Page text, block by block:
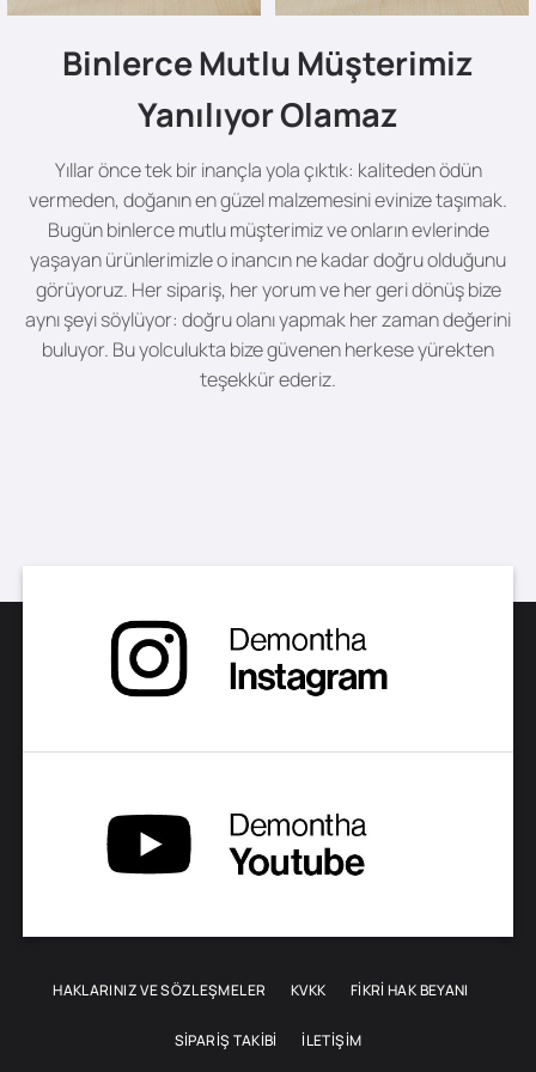
Binlerce Mutlu Müşterimiz
Yanılıyor Olamaz
Yıllar önce tek bir inançla yola çıktık: kaliteden ödün
vermeden, doğanın en güzel malzemesini evinize taşımak.
Bugün binlerce mutlu müşterimiz ve onların evlerinde
yaşayan ürünlerimizle o inancın ne kadar doğru olduğunu
görüyoruz. Her sipariş, her yorum ve her geri dönüş bize
aynı şeyi söylüyor: doğru olanı yapmak her zaman değerini
buluyor. Bu yolculukta bize güvenen herkese yürekten
teşekkür ederiz.
HAKLARINIZ VE SÖZLEŞMELER KVKK FİKRİ HAK BEYANI
SIPARIŞ TAKIBI İLETIŞIM